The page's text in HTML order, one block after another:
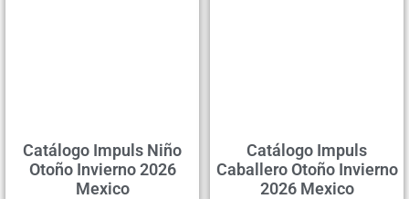
Catálogo Impuls Niño
Otoño Invierno 2026
Mexico
Catálogo Impuls
Caballero Otoño Invierno
2026 Mexico